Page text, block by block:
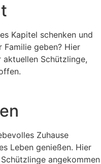
Kapitel schenken und
Familie geben? Hier
Schützlinge,
Zuhause
Leben genießen. Hier
angekommen